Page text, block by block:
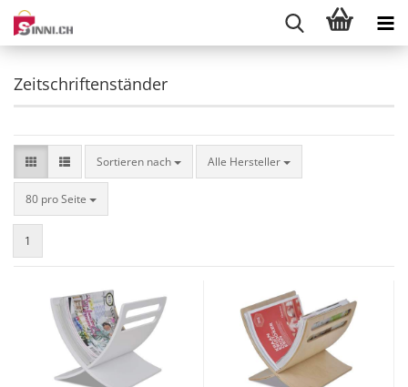
Zeitschriftenständer
Sortieren nach
Sortieren nach Alle Hersteller
80 pro Seite
pro Seite
1